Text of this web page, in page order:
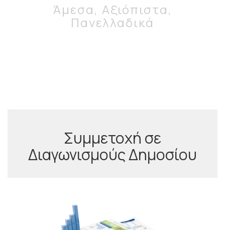
Άμεσα, Αξιόπιστα,
Πανελλαδικά
Συμμετοχή σε
Διαγωνισμούς Δημοσίου